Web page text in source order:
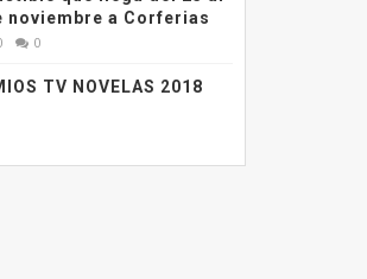
noviembre a Corferias
0
TV NOVELAS 2018